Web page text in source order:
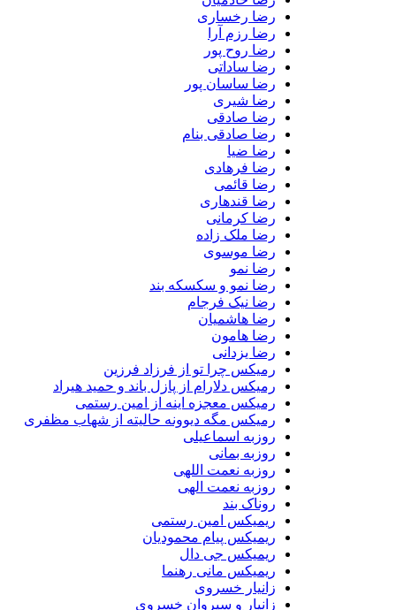
رضا رخساری
رضا رزم آرا
رضا روح پور
رضا ساداتی
رضا ساسان پور
رضا شیری
رضا صادقی
رضا صادقی بنام
رضا ضیا
رضا فرهادی
رضا قائمی
رضا قندهاری
رضا کرمانی
رضا ملک زاده
رضا موسوی
رضا نمو
رضا نمو و سکسکه بند
رضا نیک فرجام
رضا هاشمیان
رضا هامون
رضا یزدانی
رمیکس چرا تو از فرزاد فرزین
رمیکس دلارام از پازل باند و حمید هیراد
رمیکس معجزه اینه از امین رستمی
رمیکس مگه دیوونه حالیته از شهاب مظفری
روزبه اسماعیلی
روزبه بمانی
روزبه نعمت اللهی
روزبه نعمت الهی
روناک بند
ریمیکس امین رستمی
ریمیکس پیام محمودیان
ریمیکس جی دال
ریمیکس مانی رهنما
زانیار خسروی
زانیار و سیروان خسروی